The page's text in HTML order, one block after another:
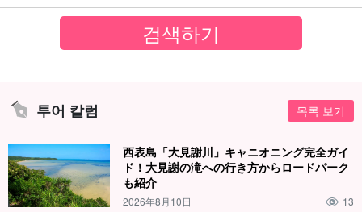
투어 칼럼 목록 보기
西表島「大見謝川」キャニオニング完全ガイ
ド！大見謝の滝への行き方からロードパーク
も紹介
2026年8月10日 13